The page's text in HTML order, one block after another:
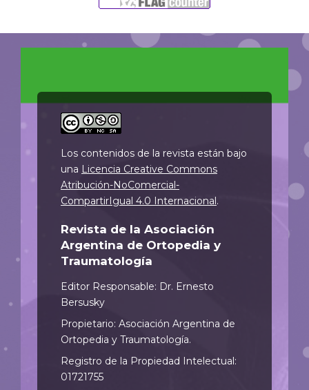
Los contenidos de la revista están bajo
una Licencia Creative Commons
Atribución-NoComercial-
CompartirIgual 4.0 Internacional .
Revista de la Asociación
Argentina de Ortopedia y
Traumatología
Editor Responsable: Dr. Ernesto
Bersusky
Propietario: Asociación Argentina de
Ortopedia y Traumatología.
Registro de la Propiedad Intelectual:
01721755